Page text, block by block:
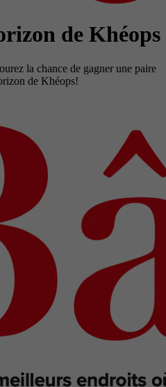
de Khéops
la chance de gagner une paire
de Khéops!